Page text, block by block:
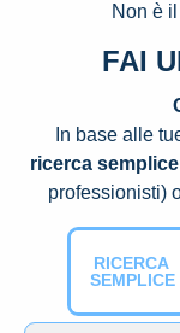
Non è
FAI
In base alle
ricerca semplice
professionisti)
RICERCA
SEMPLICE